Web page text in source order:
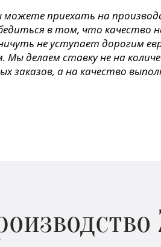
можете приехать на
в том, что качество
не уступает дорогим
Мы делаем ставку не на
заказов, а на качество